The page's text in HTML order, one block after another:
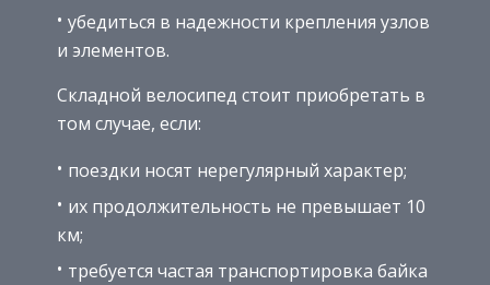
убедиться в надежности крепления узлов
и элементов.
Складной велосипед стоит приобретать в
том случае, если:
поездки носят нерегулярный характер;
их продолжительность не превышает 10
км;
требуется частая транспортировка байка